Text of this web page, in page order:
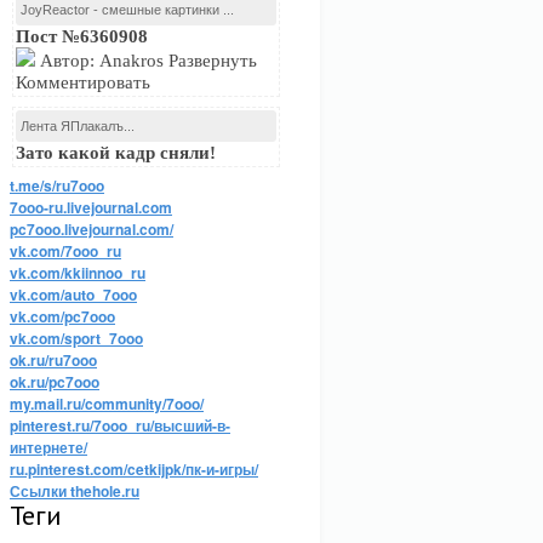
JoyReactor - смешные картинки ...
Пост №6360908
Автор: Anakros Развернуть
Комментировать
Лента ЯПлакалъ...
Зато какой кадр сняли!
t.me/s/ru7ooo
7ooo-ru.livejournal.com
pc7ooo.livejournal.com/
vk.com/7ooo_ru
vk.com/kkiinnoo_ru
vk.com/auto_7ooo
vk.com/pc7ooo
vk.com/sport_7ooo
ok.ru/ru7ooo
ok.ru/pc7ooo
my.mail.ru/community/7ooo/
pinterest.ru/7ooo_ru/высший-в-
интернете/
ru.pinterest.com/cetkijpk/пк-и-игры/
Ссылки thehole.ru
Теги